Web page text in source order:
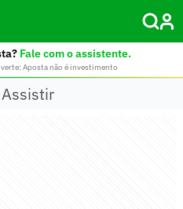
Fale com o assistente.
Aposta não é investimento